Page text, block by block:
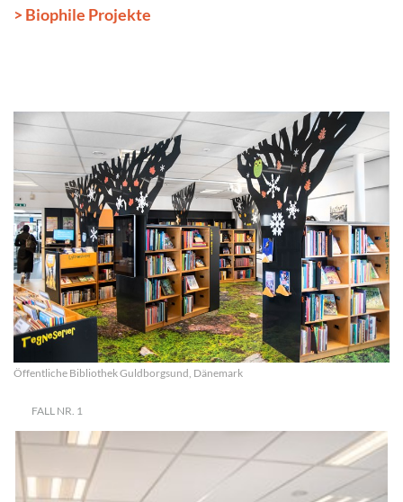
> Biophile Projekte
Öffentliche Bibliothek Guldborgsund, Dänemark
FALL NR. 1